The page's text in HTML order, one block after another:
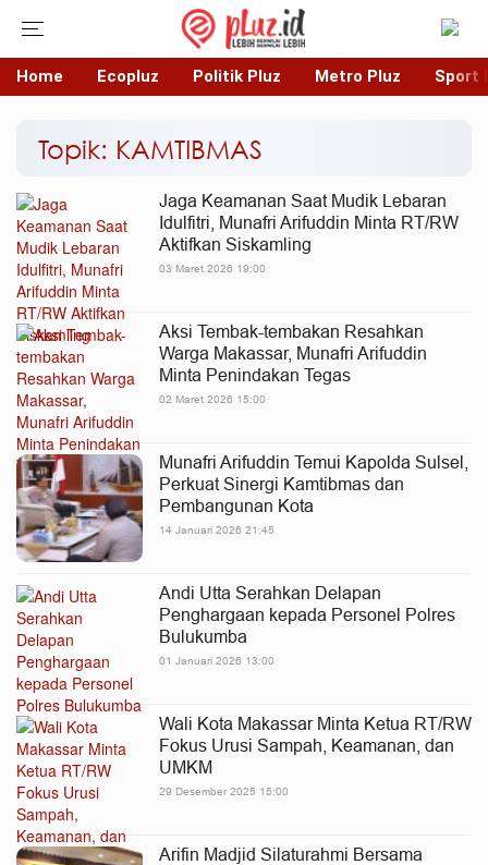
Home Ecopluz Politik Pluz Metro Pluz Sport
Topik: KAMTIBMAS
Jaga Keamanan Saat Mudik Lebaran
Idulfitri, Munafri Arifuddin Minta RT/RW
Aktifkan Siskamling
03 Maret 2026 19:00
Aksi Tembak-tembakan Resahkan
Warga Makassar, Munafri Arifuddin
Minta Penindakan Tegas
02 Maret 2026 15:00
Munafri Arifuddin Temui Kapolda Sulsel,
Perkuat Sinergi Kamtibmas dan
Pembangunan Kota
14 Januari 2026 21:45
Andi Utta Serahkan Delapan
Penghargaan kepada Personel Polres
Bulukumba
01 Januari 2026 13:00
Wali Kota Makassar Minta Ketua RT/RW
Fokus Urusi Sampah, Keamanan, dan
UMKM
29 Desember 2025 15:00
Arifin Madjid Silaturahmi Bersama